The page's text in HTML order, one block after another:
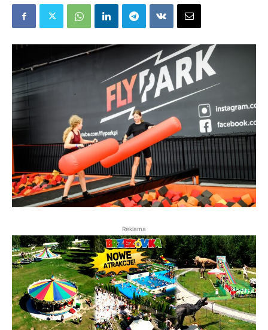
Reklama